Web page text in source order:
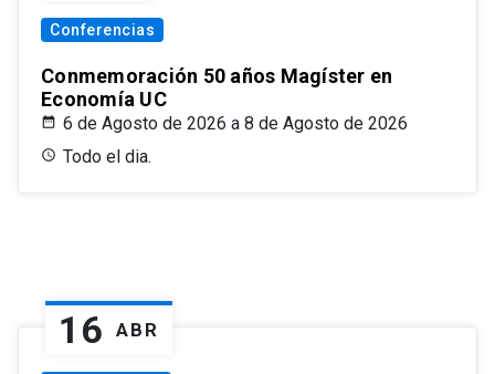
Conferencias
Conmemoración 50 años Magíster en
Economía UC
6 de Agosto de 2026 a 8 de Agosto de 2026
Todo el dia.
16 ABR